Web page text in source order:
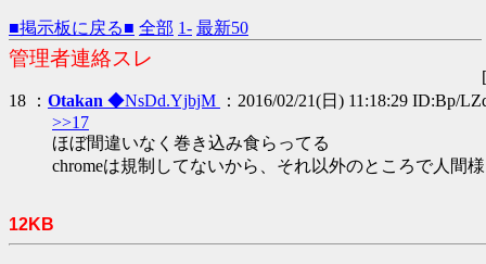
■掲示板に戻る■ 全部 1- 最新50
管理者連絡スレ
18 ： Otakan ◆NsDd.YjbjM
：2016/02/21(日) 11:18:29 ID:Bp/
>>17
ほぼ間違いなく巻き込み食らってる
chromeは規制してないから、それ以外のところで人間
12KB